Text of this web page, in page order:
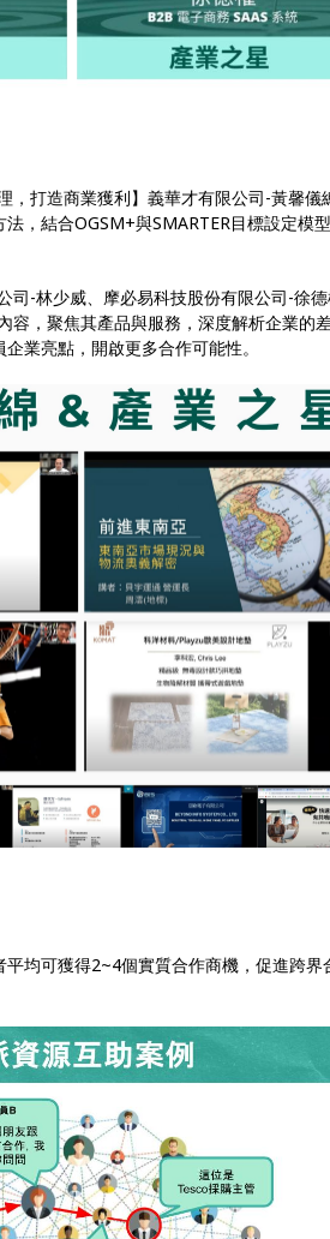
，打造商業獲利】義華才有限公司-黃馨儀
，結合OGSM+與SMARTER目標設定模
司-林少威、摩必易科技股份有限公司-徐
容，聚焦其產品與服務，深度解析企業的
業亮點，開啟更多合作可能性。
均可獲得2~4個實質合作商機，促進跨